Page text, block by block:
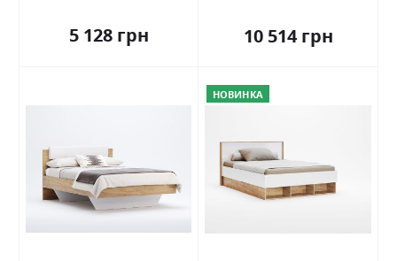
5 128 грн 10 514 грн
НОВИНКА